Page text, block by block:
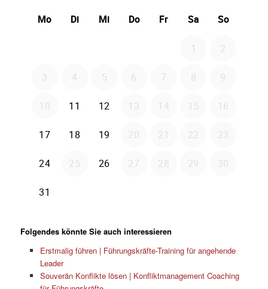
Folgendes könnte Sie auch interessieren
Erstmalig führen | Führungskräfte-Training für angehende
Leader
Souverän Konflikte lösen | Konfliktmanagement Coaching